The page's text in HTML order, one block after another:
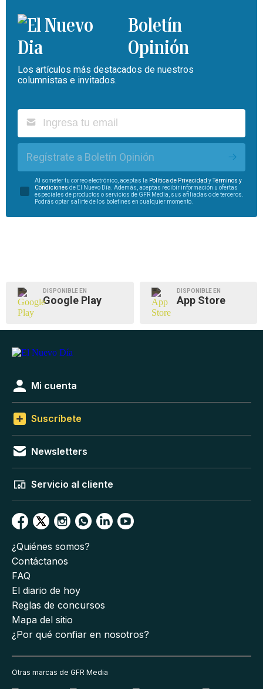
Boletín
Opinión
Los artículos más destacados de nuestros
columnistas e invitados.
Regístrate a Boletín Opinión
Al someter tu correo electrónico, aceptas la Política de Privacidad yTérminos y
Condiciones de El Nuevo Día. Además, aceptas recibir información u ofertas
especiales de productos o servicios de GFR Media, sus afiliadas o de terceros.
Podrás optar salirte de los boletines en cualquier momento.
DISPONIBLE EN
Google Play
DISPONIBLE EN
App Store
Mi cuenta
Suscríbete
Newsletters
Servicio al cliente
¿Quiénes somos?
Contáctanos
FAQ
El diario de hoy
Reglas de concursos
Mapa del sitio
¿Por qué confiar en nosotros?
Otras marcas de GFR Media